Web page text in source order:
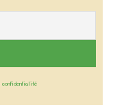
confidentialité